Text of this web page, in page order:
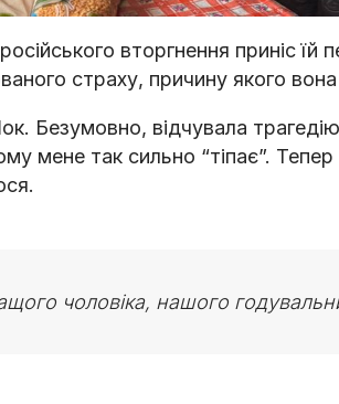
вторгнення приніс їй
страху, причину якого
Безумовно, відчувала трагедію
мене так сильно “тіпає”.
чоловіка, нашого